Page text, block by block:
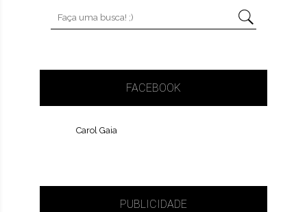
FACEBOOK
Carol Gaia
PUBLICIDADE